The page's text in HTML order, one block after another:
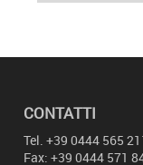
CONTATTI
Tel. +39 0444 565
Fax: +39 0444 571